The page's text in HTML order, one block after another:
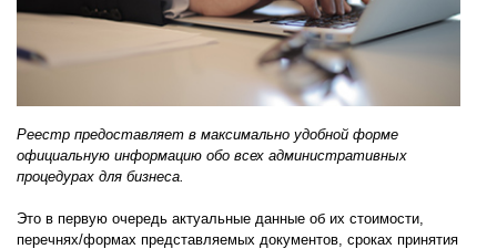
Реестр предоставляет в максимально удобной форме
официальную информацию обо всех административных
процедурах для бизнеса.
Это в первую очередь актуальные данные об их стоимости,
перечнях/формах представляемых документов, сроках принятия